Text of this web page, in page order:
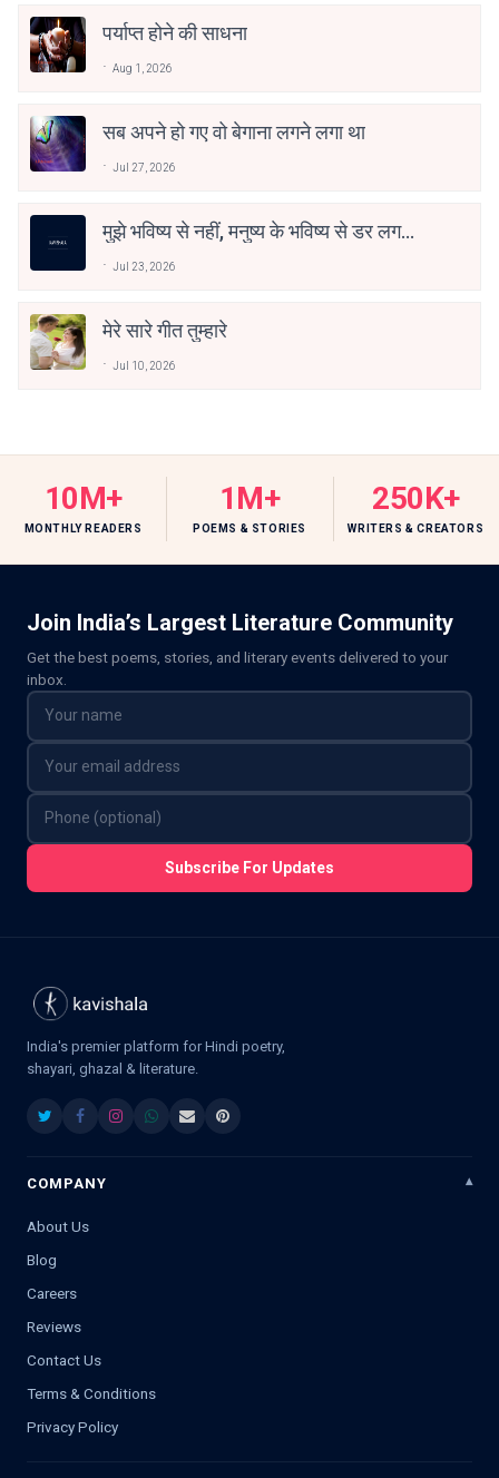
पर्याप्त होने की साधना
Aug 1, 2026
सब अपने हो गए वो बेगाना लगने लगा था
Jul 27, 2026
मुझे भविष्य से नहीं, मनुष्य के भविष्य से डर लगता
Jul 23, 2026
मेरे सारे गीत तुम्हारे
Jul 10, 2026
10M+
MONTHLY READERS
1M+
POEMS & STORIES
250K+
WRITERS & CREATORS
Join India’s Largest Literature Community
Get the best poems, stories, and literary events delivered to your
inbox.
Subscribe For Updates
India's premier platform for Hindi poetry,
shayari, ghazal & literature.
COMPANY
About Us
Blog
Careers
Reviews
Contact Us
Terms & Conditions
Privacy Policy